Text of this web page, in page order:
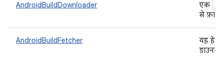
AndroidBuildDownloader एक
से
AndroidBuildFetcher
यह